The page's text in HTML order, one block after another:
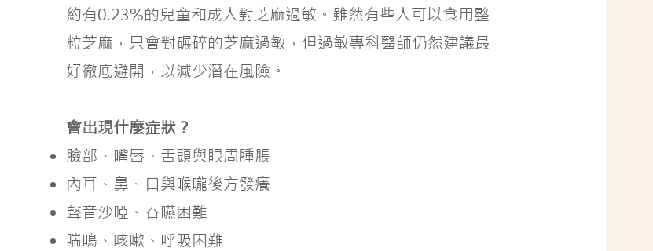
約有0.23%的兒童和成人對芝麻過敏。雖然有些人可以食用整
粒芝麻，只會對碾碎的芝麻過敏，但過敏專科醫師仍然建議最
好徹底避開，以減少潛在風險。
會出現什麼症狀？
臉部、嘴唇、舌頭與眼周腫脹
內耳、鼻、口與喉嚨後方發癢
聲音沙啞、吞嚥困難
喘鳴、咳嗽、呼吸困難